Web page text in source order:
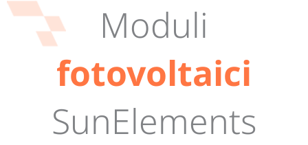
Moduli
fotovoltaici
SunElements